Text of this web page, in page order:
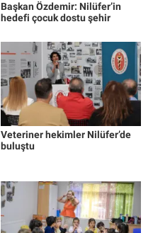
Başkan Özdemir: Nilüfer’in
hedefi çocuk dostu şehir
Veteriner hekimler Nilüfer’de
buluştu